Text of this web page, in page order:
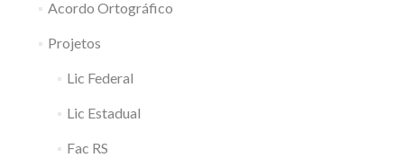
Acordo Ortográfico
Projetos
Lic Federal
Lic Estadual
Fac RS